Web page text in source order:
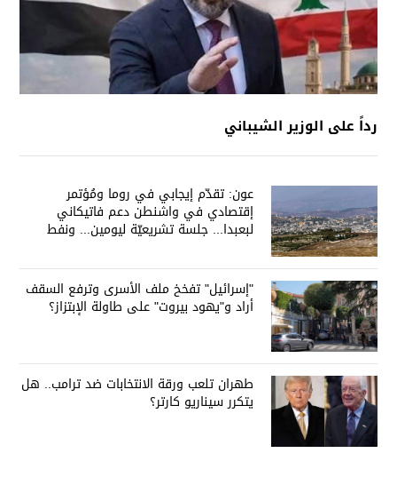
رداً على الوزير الشيباني
عون: تقدّم إيجابي في روما ومُؤتمر
إقتصادي في واشنطن دعم فاتيكاني
لبعبدا... جلسة تشريعيّة ليومين... ونفط
"إسرائيل" تفخخ ملف الأسرى وترفع السقف
أراد و"يهود بيروت" على طاولة الإبتزاز؟
طهران تلعب ورقة الانتخابات ضد ترامب.. هل
يتكرر سيناريو كارتر؟